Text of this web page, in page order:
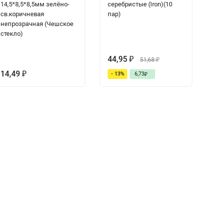
14,5*8,5*8,5мм зелёно-
св.коричневая
непрозрачная (Чешское
стекло)
14,49 ₽
серебристые (Iron)(10
пар)
44,95 ₽ 51,68₽
- 13% 6,73₽